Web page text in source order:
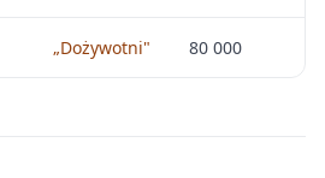
„Dożywotni" 80 000